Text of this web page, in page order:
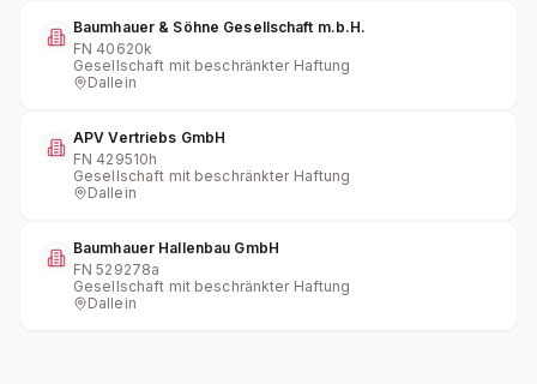
Baumhauer & Söhne Gesellschaft m.b.H.
FN 40620k
Gesellschaft mit beschränkter Haftung
Dallein
APV Vertriebs GmbH
FN 429510h
Gesellschaft mit beschränkter Haftung
Dallein
Baumhauer Hallenbau GmbH
FN529278a
Gesellschaft mit beschränkter Haftung
Dallein